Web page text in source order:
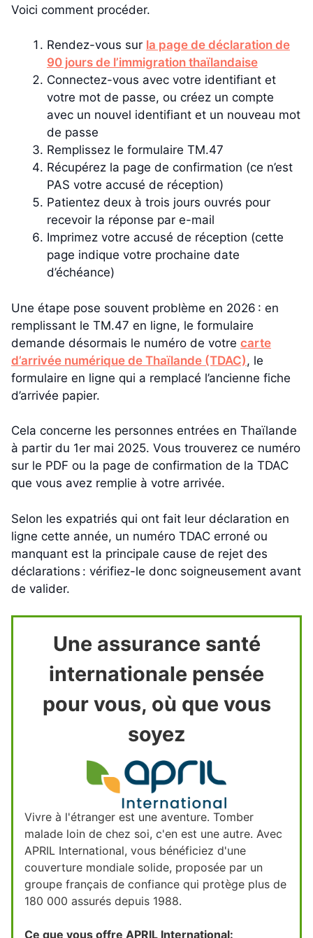
Voici comment procéder.
Rendez-vous sur la page de déclaration de
90 jours de l’immigration thaïlandaise
Connectez-vous avec votre identifiant et
votre mot de passe, ou créez un compte
avec un nouvel identifiant et un nouveau mot
de passe
Remplissez le formulaire TM.47
Récupérez la page de confirmation (ce n’est
PAS votre accusé de réception)
Patientez deux à trois jours ouvrés pour
recevoir la réponse par e-mail
Imprimez votre accusé de réception (cette
page indique votre prochaine date
d’échéance)
Une étape pose souvent problème en 2026 : en
remplissant le TM.47 en ligne, le formulaire
demande désormais le numéro de votre carte
d’arrivée numérique de Thaïlande (TDAC), le
formulaire en ligne qui a remplacé l’ancienne fiche
d’arrivée papier.
Cela concerne les personnes entrées en Thaïlande
à partir du 1er mai 2025. Vous trouverez ce numéro
sur le PDF ou la page de confirmation de la TDAC
que vous avez remplie à votre arrivée.
Selon les expatriés qui ont fait leur déclaration en
ligne cette année, un numéro TDAC erroné ou
manquant est la principale cause de rejet des
déclarations : vérifiez-le donc soigneusement avant
de valider.
Une assurance santé
internationale pensée
pour vous, où que vous
soyez
Vivre à l'étranger est une aventure. Tomber
malade loin de chez soi, c'en est une autre. Avec
APRIL International, vous bénéficiez d'une
couverture mondiale solide, proposée par un
groupe français de confiance qui protège plus de
180 000 assurés depuis 1988.
Ce que vous offre APRIL International: